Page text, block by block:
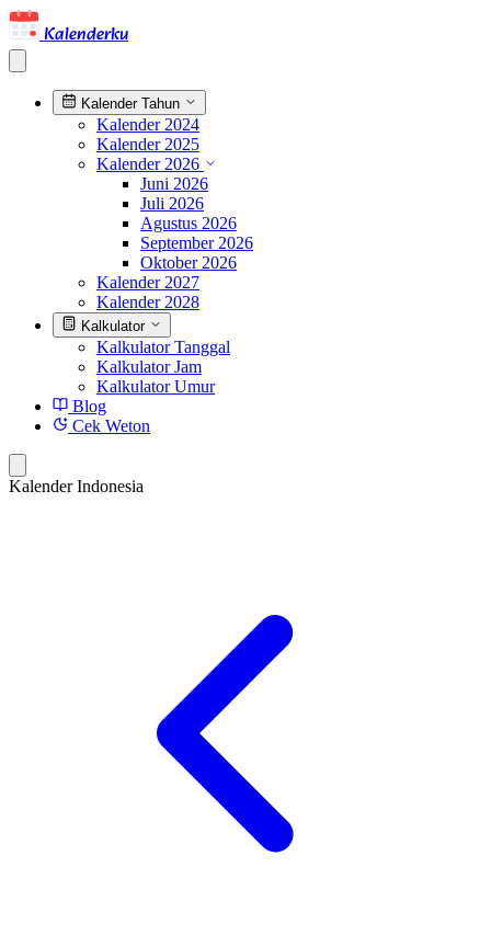
Kalenderku
Kalender Tahun
Kalender 2024
Kalender 2025
Kalender 2026
Juni 2026
Juli 2026
Agustus 2026
September 2026
Oktober 2026
Kalender 2027
Kalender 2028
Kalkulator
Kalkulator Tanggal
Kalkulator Jam
Kalkulator Umur
Blog
Cek Weton
Kalender Indonesia